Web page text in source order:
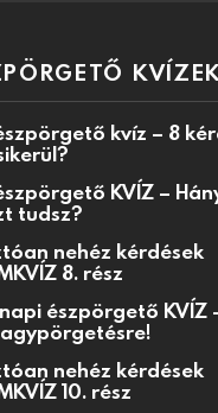
kvíz – 8
KVÍZ –
tudsz?
nehéz kérdések
8. rész
észpörgető KVÍZ
nehéz kérdések
10. rész